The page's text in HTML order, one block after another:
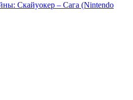
Скайуокер – Сага (Nintendo